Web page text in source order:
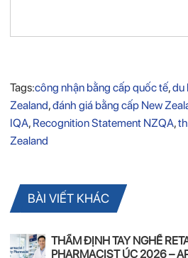
Tags:công nhận bằng cấp quốc tế,du
Zealand,đánh giá bằng cấp New
IQA, Recognition Statement NZQA,
Zealand
BÀI VIẾT KHÁC
THẨM ĐỊNH TAY NGHỀ
PHARMACIST ÚC 2026 –